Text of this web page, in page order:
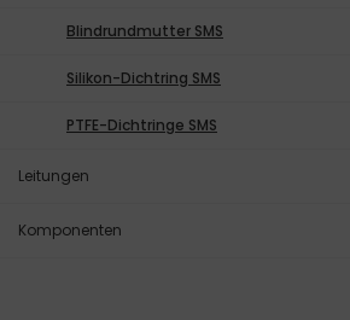
Blindrundmutter SMS
Silikon-Dichtring SMS
PTFE-Dichtringe SMS
Leitungen
Komponenten